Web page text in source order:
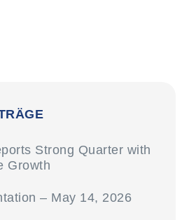
Strong Quarter with
Growth
– May 14, 2026